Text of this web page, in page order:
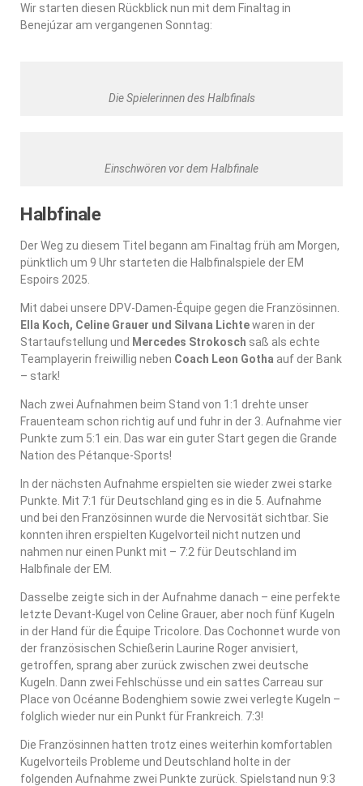
Wir starten diesen Rückblick nun mit dem Finaltag in
Benejúzar am vergangenen Sonntag:
Die Spielerinnen des Halbfinals
Einschwören vor dem Halbfinale
Halbfinale
Der Weg zu diesem Titel begann am Finaltag früh am Morgen,
pünktlich um 9 Uhr starteten die Halbfinalspiele der EM
Espoirs 2025.
Mit dabei unsere DPV-Damen-Équipe gegen die Französinnen.
Ella Koch, Celine Grauer und Silvana Lichtewaren in der
Startaufstellung und Mercedes Strokosch saß als echte
Teamplayerin freiwillig neben Coach Leon Gotha auf der Bank
– stark!
Nach zwei Aufnahmen beim Stand von 1:1 drehte unser
Frauenteam schon richtig auf und fuhr in der 3. Aufnahme vier
Punkte zum 5:1 ein. Das war ein guter Start gegen die Grande
Nation des Pétanque-Sports!
In der nächsten Aufnahme erspielten sie wieder zwei starke
Punkte. Mit 7:1 für Deutschland ging es in die 5. Aufnahme
und bei den Französinnen wurde die Nervosität sichtbar. Sie
konnten ihren erspielten Kugelvorteil nicht nutzen und
nahmen nur einen Punkt mit – 7:2 für Deutschland im
Halbfinale der EM.
Dasselbe zeigte sich in der Aufnahme danach – eine perfekte
letzte Devant-Kugel von Celine Grauer, aber noch fünf Kugeln
in der Hand für die Équipe Tricolore. Das Cochonnet wurde von
der französischen Schießerin Laurine Roger anvisiert,
getroffen, sprang aber zurück zwischen zwei deutsche
Kugeln. Dann zwei Fehlschüsse und ein sattes Carreau sur
Place von Océanne Bodenghiem sowie zwei verlegte Kugeln –
folglich wieder nur ein Punkt für Frankreich. 7:3!
Die Französinnen hatten trotz eines weiterhin komfortablen
Kugelvorteils Probleme und Deutschland holte in der
folgenden Aufnahme zwei Punkte zurück. Spielstand nun 9:3